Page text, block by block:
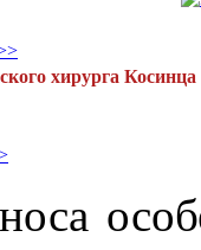
хирурга